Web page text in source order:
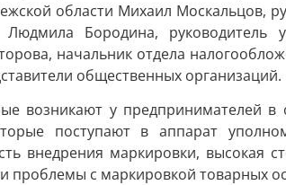
области Михаил Москальцов,
Бородина, руководитель
начальник отдела
общественных организаций.
возникают у предпринимателей
поступают в аппарат
внедрения маркировки, высокая
проблемы с маркировкой товарных